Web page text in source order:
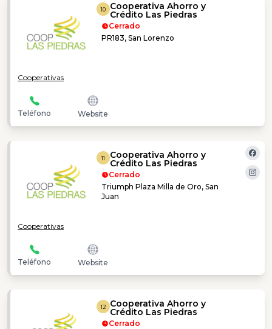
10 Cooperativa Ahorro y
Crédito Las Piedras
Cerrado
PR183, San Lorenzo
Cooperativas
Teléfono Website
11 Cooperativa Ahorro y
Crédito Las Piedras
Cerrado
Triumph Plaza Milla de Oro, San
Juan
Cooperativas
Teléfono Website
12 Cooperativa Ahorro y
Crédito Las Piedras
Cerrado